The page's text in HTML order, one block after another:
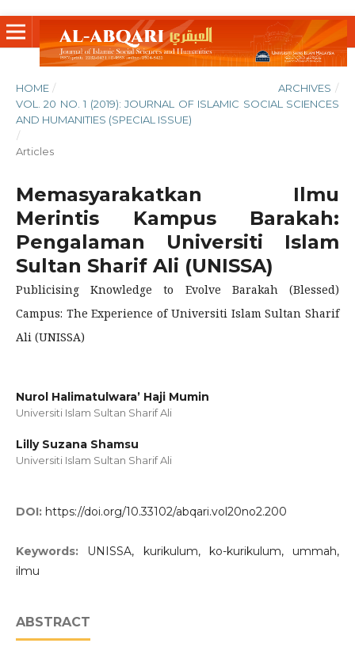
HOME / ARCHIVES /
VOL. 20 NO. 1 (2019): JOURNAL OF ISLAMIC SOCIAL SCIENCES
AND HUMANITIES (SPECIAL ISSUE)
/
Articles
Memasyarakatkan Ilmu
Merintis Kampus Barakah:
Pengalaman Universiti Islam
Sultan Sharif Ali (UNISSA)
Publicising Knowledge to Evolve Barakah (Blessed)
Campus: The Experience of Universiti Islam Sultan Sharif
Ali (UNISSA)
Nurol Halimatulwara’ Haji Mumin
Universiti Islam Sultan Sharif Ali
Lilly Suzana Shamsu
Universiti Islam Sultan Sharif Ali
DOI: https://doi.org/10.33102/abqari.vol20no2.200
Keywords: UNISSA, kurikulum, ko-kurikulum, ummah,
ilmu
ABSTRACT